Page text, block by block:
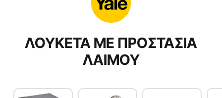
ΛΟΥΚΕΤΑ ΜΕ ΠΡΟΣΤΑΣΙΑ
ΛΑΙΜΟΥ